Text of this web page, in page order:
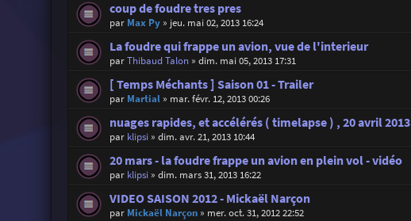
coup de foudre tres pres
par Max Py» jeu. mai 02, 2013 16:24
La foudre qui frappe un avion, vue de l'interieur
parThibaud Talon» dim. mai 05, 2013 17:31
[ Temps Méchants ] Saison 01 - Trailer
par Martial» mar. févr. 12, 2013 00:26
nuages rapides, et accélérés ( timelapse ) , 20 avril 2013
par klipsi» dim. avr. 21, 2013 10:44
20 mars - la foudre frappe un avion en plein vol - vidéo
par klipsi» dim. mars 31, 2013 16:22
VIDEO SAISON 2012 - Mickaël Narçon
par Mickaël Narçon» mer. oct. 31, 2012 22:52